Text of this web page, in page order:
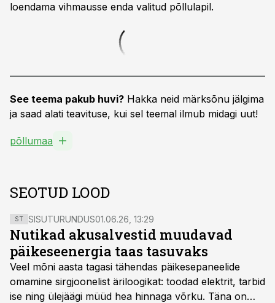
loendama vihmausse enda valitud põllulapil.
See teema pakub huvi? Hakka neid märksõnu jälgima
ja saad alati teavituse, kui sel teemal ilmub midagi uut!
põllumaa
SEOTUD LOOD
ST SISUTURUNDUS01.06.26, 13:29
Nutikad akusalvestid muudavad
päikeseenergia taas tasuvaks
Veel mõni aasta tagasi tähendas päikesepaneelide
omamine sirgjoonelist äriloogikat: toodad elektrit, tarbid
ise ning ülejäägi müüd hea hinnaga võrku. Täna on